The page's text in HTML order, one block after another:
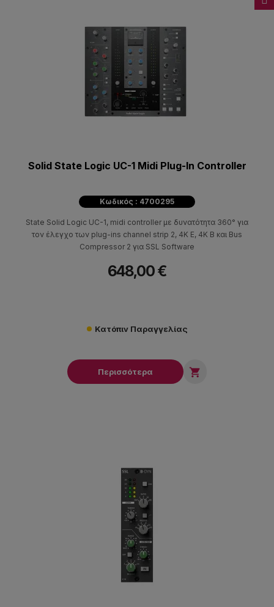
Solid State Logic UC-1 Midi Plug-In Controller
Κωδικός : 4700295
State Solid Logic UC-1, midi controller με δυνατότητα 360° για
τον έλεγχο των plug-ins channel strip 2, 4K E, 4K B και Bus
Compressor 2 για SSL Software
648,00 €
Κατόπιν Παραγγελίας
Περισσότερα 